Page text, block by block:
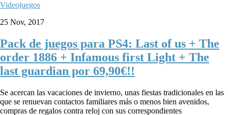
Videojuegos
25 Nov, 2017
Pack de juegos para PS4: Last of us + The
order 1886 + Infamous first Light + The
last guardian por 69,90€!!
Se acercan las vacaciones de invierno, unas fiestas tradicionales en las
que se renuevan contactos familiares más o menos bien avenidos,
compras de regalos contra reloj con sus correspondientes